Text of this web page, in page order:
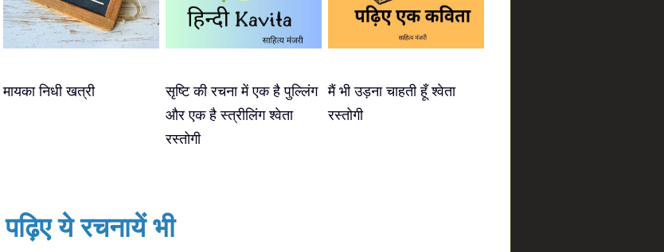
मायका निधी खत्री
सृष्टि की रचना में एक है पुल्लिंग
और एक है स्त्रीलिंग श्वेता
रस्तोगी
मैं भी उड़ना चाहती हूँ श्वेता
रस्तोगी
पढ़िए ये रचनायें भी